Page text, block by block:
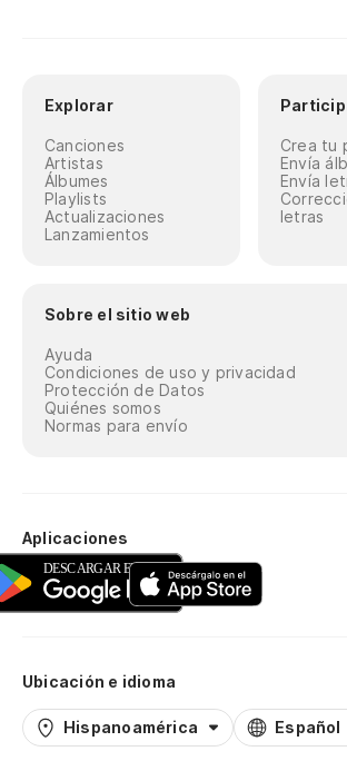
Explorar
Canciones
Artistas
Álbumes
Playlists
Actualizaciones
Lanzamientos
Crea tu
Envía
Envía
letras
Sobre el sitio web
Ayuda
Condiciones de uso y privacidad
Protección de Datos
Quiénes somos
Normas para envío
Aplicaciones
Ubicación e idioma
Hispanoamérica Español